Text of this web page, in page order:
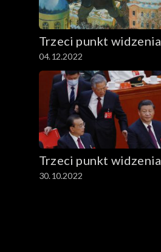
Trzeci punkt widzenia
04.12.2022
Trzeci punkt widzenia
30.10.2022